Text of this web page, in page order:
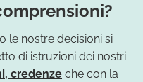
le nostre decisioni si
di istruzioni dei nostri
credenze che con la